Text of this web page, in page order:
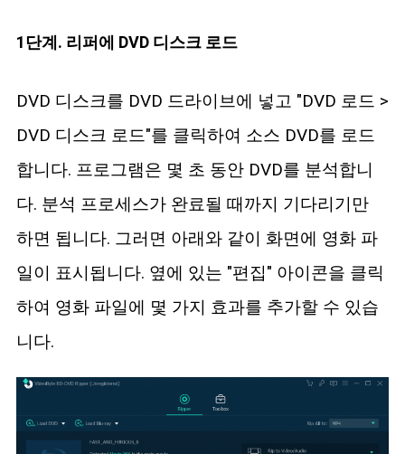
1단계. 리퍼에 DVD 디스크 로드
DVD 디스크를 DVD 드라이브에 넣고 "DVD 로드 >
DVD 디스크 로드"를 클릭하여 소스 DVD를 로드
합니다. 프로그램은 몇 초 동안 DVD를 분석합니
다. 분석 프로세스가 완료될 때까지 기다리기만
하면 됩니다. 그러면 아래와 같이 화면에 영화 파
일이 표시됩니다. 옆에 있는 "편집" 아이콘을 클릭
하여 영화 파일에 몇 가지 효과를 추가할 수 있습
니다.